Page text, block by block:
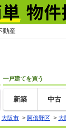
動産
一戸建てを買う
新築 中古
大阪市 > 阿倍野区 > 大